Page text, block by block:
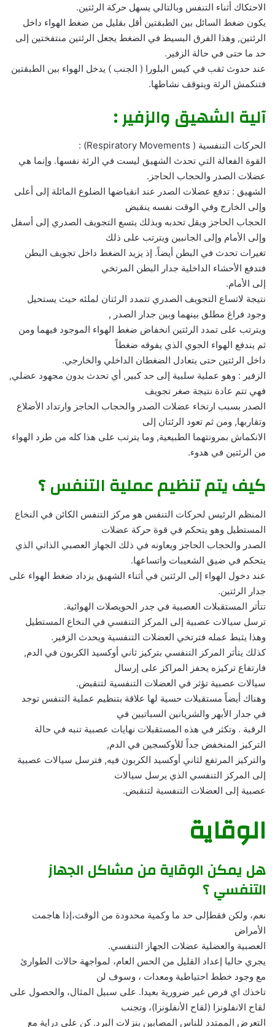
الاحتكاك أثناء التنفس وبالتالي يسهل حركة الرئتين.
يكون ضغط السائل بين الطبقتين أقل بقليل من ضغط الهواء داخل
الرئتين, وهذا الفرق البسيط في الضغط يجعل الرئتين منتفختين إلى
حد ما حتى في حالة الزفير.
عند حدوث ثقب في كيس البلورا ( الجنب ) يدخل الهواء بين الطبقتين
فتنكمش الرئة ويتوقف نشاطها.
آلية الشهيق والزفير :
الحركات التنفسية ( Respiratory Movements) :
القوة الفعالة التي تحدث الشهيق ليست في الرئة نفسها. وإنما هي
عضلات الصدر والحجاب الحاجز.
الشهيق : تدفع عضلات الصدر عند انقباضها الضلوع المائلة إلى أعلى
وإلى الخارج وفي الوقت نفسه ينقبض
الحجاب الحاجز ويقل تحدبه وبذلك يتسع التجويف الصدري إلى أسفل
وإلى الأمام وإلى الجانبين ويترتب على ذلك
تغيرات تحدث في البطن أيضاً. إذ يزيد الضغط داخل تجويف البطن
فتدفع الأحشاء الداخلية جدار البطن المرتخي
إلى الأمام.
نتيجة لاتساع التجويف الصدري تتمدد الرئتان لملئه حيث يستحيل
وجود فراغ مطلق بينهما وبين جدار الصدر ,
ويترتب على تمدد الرئتين انخفاض ضغط الهواء الموجود فيهما ومن
ثم يندفع الهواء الجوي الذي يفوقه ضغطاً
داخل الرئتين حتى يتعادل الضغطان الداخلي والخارجي.
الزفير : وهو عملية سلبية إلى حد كبير, أي تحدث بدون مجهود عضلي,
فهي تتم عادة نتيجة صغر تجويف
الصدر بسبب ارتخاء عضلات الصدر والحجاب الحاجز وارتداد الأضلاع
وتقاربها, ومن ثم تعود الرئتان إلى
الانكماش بمرونتهما الطبيعية, وما يترتب على هذا كله من طرد الهواء
من الرئتين في هدوء.
كيف يتم تنظيم عملية التنفس ؟
المنظم الرئيس لحركات التنفس هو مركز التنفس الكائن في النخاع
المستطيل وهو يتحكم في قوة حركة عضلات
الصدر والحجاب الحاجز ويعاونه في ذلك الجهاز العصبي الذاتي الذي
يتحكم في ضيق الشعيبات واتساعها.
عند دخول الهواء إلى الرئتين في أثناء الشهيق يزداد ضغط الهواء على
جدار الرئتين.
تتأثر المستقبلات العصبية في جدر الحويصلات الهوائية.
ترسل سيالات عصبية إلى المركز التنفسي في النخاع المستطيل
وهذا يثبط عمله فترتخي العضلات التنفسية ويحدث الزفير.
كذلك يتأثر المركز التنفسي بتركيز ثاني أوكسيد الكربون في الدم,
فارتفاع تركيزه يحفز المراكز على إرسال
سيالات عصبية تؤثر في العضلات التنفسية لتنقبض.
وهناك أيضاً مستقبلات حسية لها علاقة بتنظيم عملية التنفس توجد
في جدار الأبهر والشريانين السباتيين في
الرقبة . وتكثر في هذه المستقبلات نهايات عصبية تنبه في حالة
التركيز المنخفض جداً للأوكسجين في الدم,
والتركيز المرتفع لثاني أوكسيد الكربون فيه, فترسل سيالات عصبية
إلى المركز التنفسي الذي يرسل سيالات
عصبية إلى العضلات التنفسية لتنقبض.
الوقاية
هل يمكن الوقاية من مشاكل الجهاز
التنفسي ؟
نعم، ولكن فقطإلى حد ما وكمية محدودة من الوقت،إذا هاجمت
الأمراض
العصبية والعضلية عضلات الجهاز التنفسي.
يجري حاليا إعداد القليل من الحس العام، لمواجهة حالات الطوارئ
مع وجود خطط احتياطية ومعدات ، وسوف لن
تاخذك اي فرص غير ضرورية بعيدا. على سبيل المثال، والحصول على
لقاح الانفلونزا (لقاح الأنفلونزا)، وتجنب
التعرض الممتدد للناس المصابين بنزلات البرد. كن على دراية مع